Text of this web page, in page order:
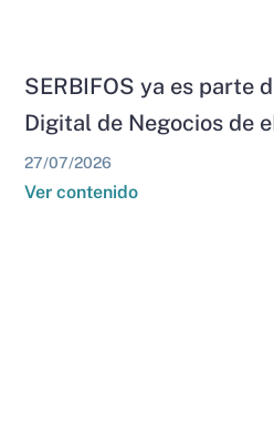
SERBIFOS ya es parte
Digital de Negocios de
27/07/2026
Ver contenido